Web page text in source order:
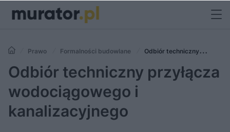
Prawo Formalności budowlane
Odbiór techniczny
przyłącza wodociągowego i kanalizacyjnego
Odbiór techniczny przyłącza
wodociągowego i
kanalizacyjnego